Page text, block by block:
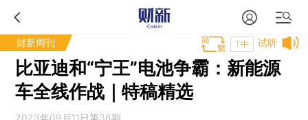
财新周刊 试听
T中
比亚迪和“宁王”电池争霸：新能源
车全线作战｜特稿精选
2023年09月11日第36期